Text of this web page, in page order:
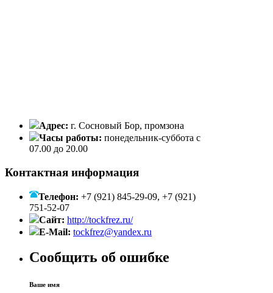
Адрес: г. Сосновый Бор, промзона
Часы работы: понедельник-суббота с
07.00 до 20.00
Контактная информация
Телефон: +7 (921) 845-29-09, +7 (921)
751-52-07
Сайт: http://tockfrez.ru/
E-Mail: tockfrez@yandex.ru
Сообщить об ошибке
Ваше имя